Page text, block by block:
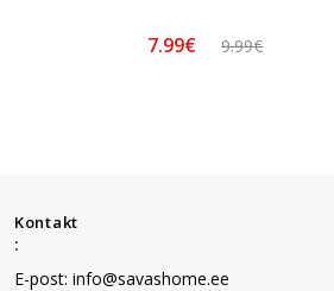
7.99€ 9.99€
Kontakt
:
E-post: info@savashome.ee